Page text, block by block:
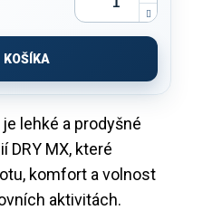
je lehké a prodyšné
DRY MX, které
komfort a volnost
aktivitách.
KOŠÍKA